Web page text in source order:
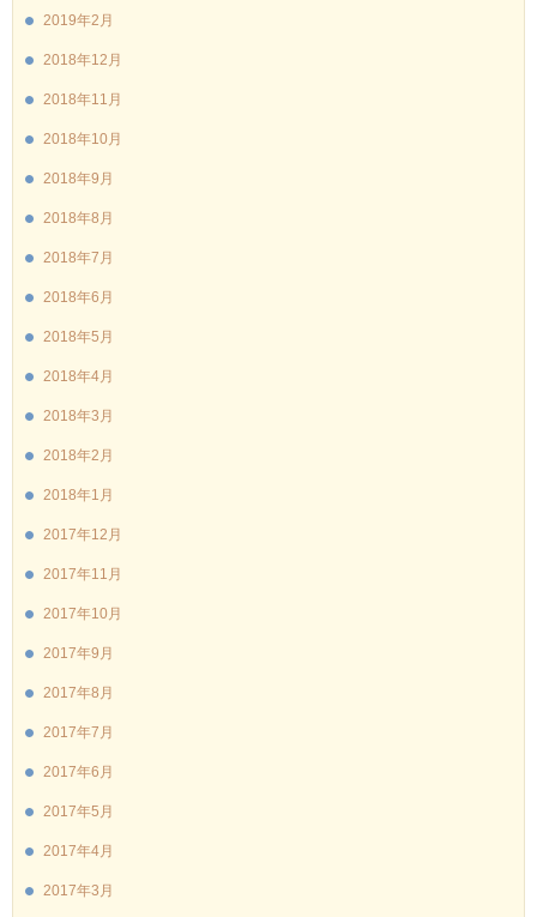
2019年2月
2018年12月
2018年11月
2018年10月
2018年9月
2018年8月
2018年7月
2018年6月
2018年5月
2018年4月
2018年3月
2018年2月
2018年1月
2017年12月
2017年11月
2017年10月
2017年9月
2017年8月
2017年7月
2017年6月
2017年5月
2017年4月
2017年3月